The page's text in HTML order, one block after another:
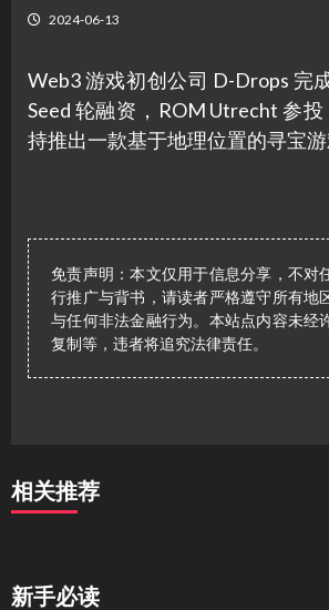
2024-06-13
Web3 游戏初创公司 D-Drops 完
Seed 轮融资，ROM Utrecht 参
持推出一款基于地理位置的寻宝游
免责声明：本文仅用于信息分享，不对
行推广与背书，请读者严格遵守所有地
与任何非法金融行为。本站点内容未经
复制等，违者将追究法律责任。
相关推荐
新手必读